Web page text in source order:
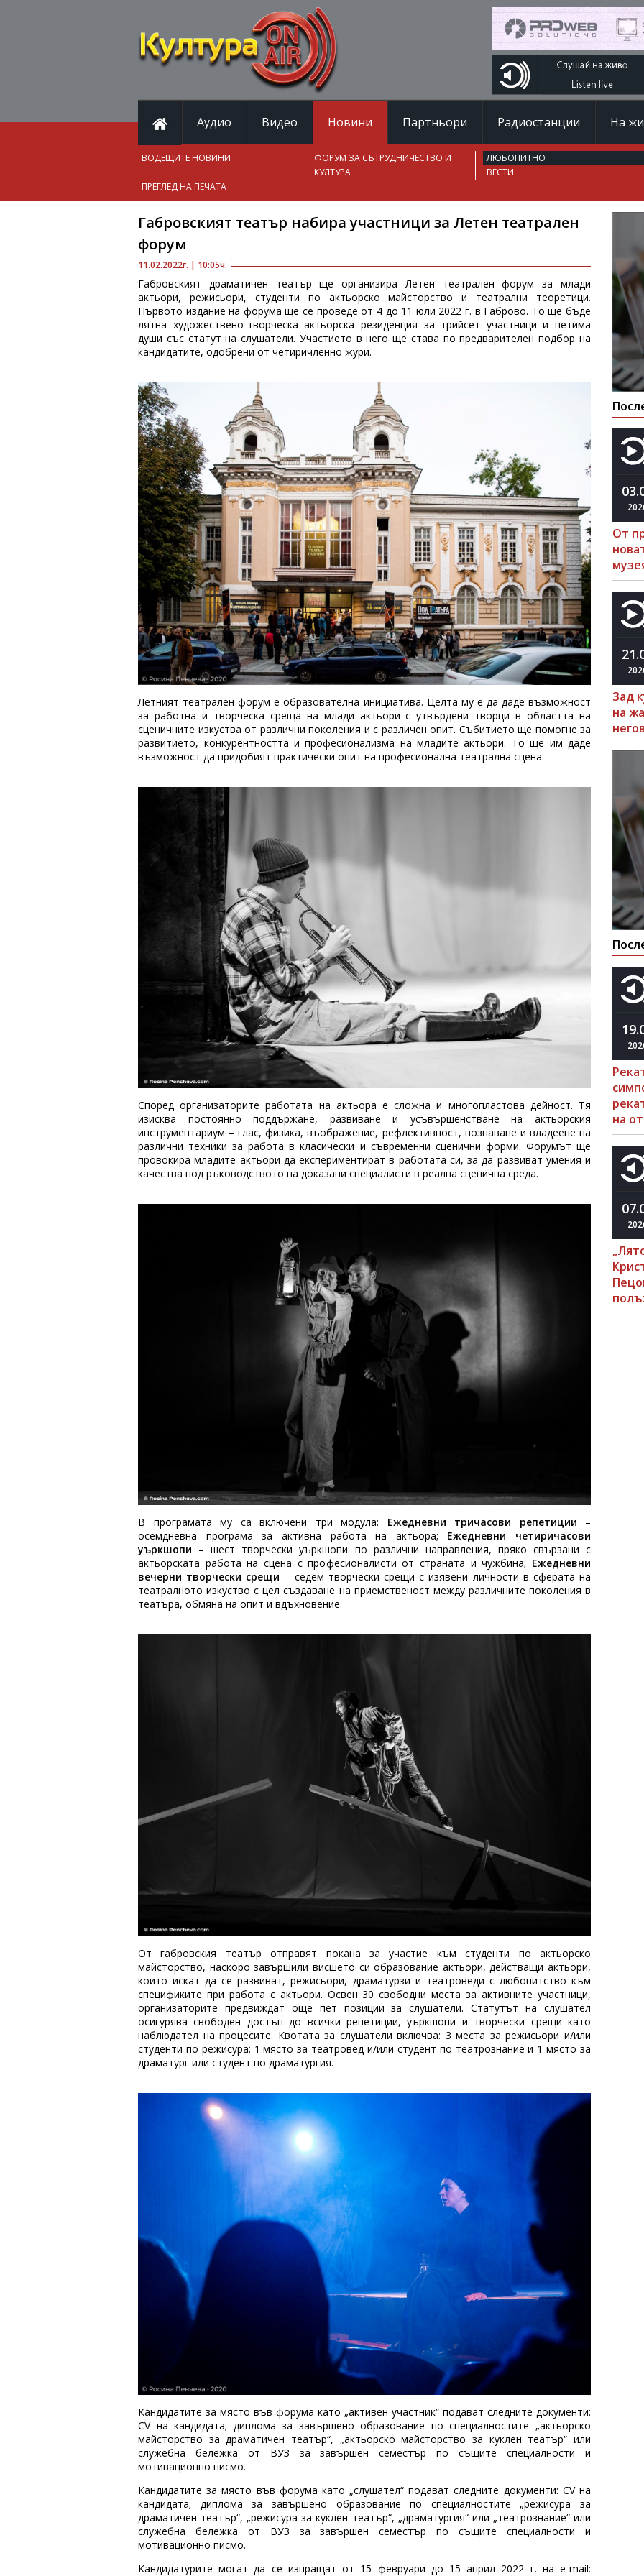
Аудио Видео Новини Партньори Радиостанции На
ВОДЕЩИТЕ НОВИНИ
ФОРУМ ЗА СЪТРУДНИЧЕСТВО И
КУЛТУРА
ЛЮБОПИТНО
ВЕСТИ
ПРЕГЛЕД НА ПЕЧАТА
11.02.2022г. | 10:05ч.
Габровският театър набира участници за Летен театрален
форум
Габровският драматичен театър ще организира Летен театрален форум за млади
актьори, режисьори, студенти по актьорско майсторство и театрални теоретици.
Първото издание на форума ще се проведе от 4 до 11 юли 2022 г. в Габрово. То ще бъде
лятна художествено-творческа актьорска резиденция за трийсет участници и петима
души със статут на слушатели. Участието в него ще става по предварителен подбор на
кандидатите, одобрени от четиричленно жури.
Летният театрален форум е образователна инициатива. Целта му е да даде възможност
за работна и творческа среща на млади актьори с утвърдени творци в областта на
сценичните изкуства от различни поколения и с различен опит. Събитието ще помогне за
развитието, конкурентността и професионализма на младите актьори. То ще им даде
възможност да придобият практически опит на професионална театрална сцена.
Според организаторите работата на актьора е сложна и многопластова дейност. Тя
изисква постоянно поддържане, развиване и усъвършенстване на актьорския
инструментариум – глас, физика, въображение, рефлективност, познаване и владеене на
различни техники за работа в класически и съвременни сценични форми. Форумът ще
провокира младите актьори да експериментират в работата си, за да развиват умения и
качества под ръководството на доказани специалисти в реална сценична среда.
В програмата му са включени три модула: Ежедневни тричасови репетиции –
осемдневна програма за активна работа на актьора; Ежедневни четиричасови
уъркшопи – шест творчески уъркшопи по различни направления, пряко свързани с
актьорската работа на сцена с професионалисти от страната и чужбина; Ежедневни
вечерни творчески срещи – седем творчески срещи с изявени личности в сферата на
театралното изкуство с цел създаване на приемственост между различните поколения в
театъра, обмяна на опит и вдъхновение.
От габровския театър отправят покана за участие към студенти по актьорско
майсторство, наскоро завършили висшето си образование актьори, действащи актьори,
които искат да се развиват, режисьори, драматурзи и театроведи с любопитство към
спецификите при работа с актьори. Освен 30 свободни места за активните участници,
организаторите предвиждат още пет позиции за слушатели. Статутът на слушател
осигурява свободен достъп до всички репетиции, уъркшопи и творчески срещи като
наблюдател на процесите. Квотата за слушатели включва: 3 места за режисьори и/или
студенти по режисура; 1 място за театровед и/или студент по театрознание и 1 място за
драматург или студент по драматургия.
Кандидатите за място във форума като „активен участник“ подават следните документи:
CV на кандидата; диплома за завършено образование по специалностите „актьорско
майсторство за драматичен театър“, „актьорско майсторство за куклен театър“ или
служебна бележка от ВУЗ за завършен семестър по същите специалности и
мотивационно писмо.
Кандидатите за място във форума като „слушател“ подават следните документи: CV на
кандидата; диплома за завършено образование по специалностите „режисура за
драматичен театър“, „режисура за куклен театър“, „драматургия“ или „театрознание“ или
служебна бележка от ВУЗ за завършен семестър по същите специалности и
мотивационно писмо.
Кандидатурите могат да се изпращат от 15 февруари до 15 април 2022 г. на e-mail:
От
Зад
на
на